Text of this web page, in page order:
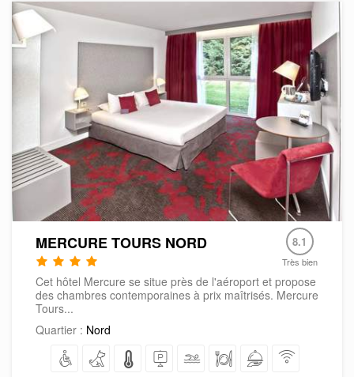
MERCURE TOURS NORD 8.1
Très bien
Cet hôtel Mercure se situe près de l'aéroport et propose
des chambres contemporaines à prix maîtrisés. Mercure
Tours...
Quartier : Nord